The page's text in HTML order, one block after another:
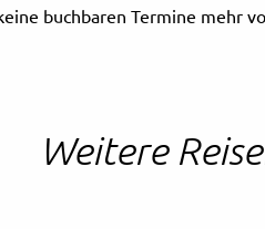
buchbaren Termine mehr
Weitere